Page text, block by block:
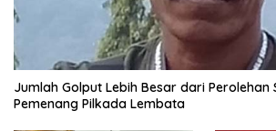
Jumlah Golput Lebih Besar dari Perolehan
Pemenang Pilkada Lembata